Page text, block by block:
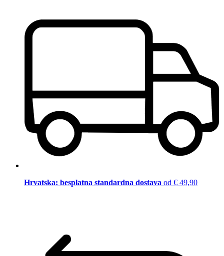
Hrvatska: besplatna standardna dostava od € 49,90